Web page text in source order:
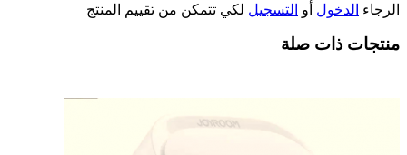
الرجاء الدخول أو التسجيل لكي تتمكن من تقييم المنتج
منتجات ذات صلة